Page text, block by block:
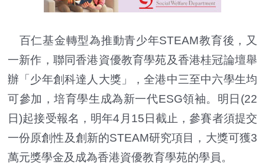
百仁基金轉型為推動青少年STEAM教育後，又
一新作，聯同香港資優教育學苑及香港桂冠論壇舉
辦「少年創科達人大獎」，全港中三至中六學生均
可參加，培育學生成為新一代ESG領袖。明日(22
日)起接受報名，明年4月15日截止，參賽者須提交
一份原創性及創新的STEAM研究項目，大獎可獲3
萬元獎學金及成為香港資優教育學苑的學員。